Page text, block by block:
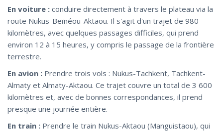
En voiture : conduire directement à travers le plateau via la
route Nukus-Beïnéou-Aktaou. Il s'agit d'un trajet de 980
kilomètres, avec quelques passages difficiles, qui prend
environ 12 à 15 heures, y compris le passage de la frontière
terrestre.
En avion : Prendre trois vols : Nukus-Tachkent, Tachkent-
Almaty et Almaty-Aktaou. Ce trajet couvre un total de 3 600
kilomètres et, avec de bonnes correspondances, il prend
presque une journée entière.
En train : Prendre le train Nukus-Aktaou (Manguistaou), qui